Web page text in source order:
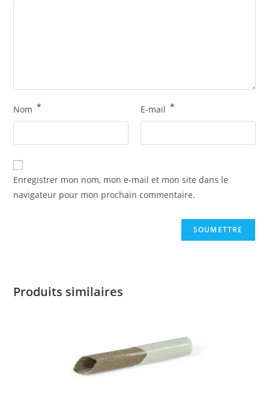
Nom * E-mail *
Enregistrer mon nom, mon e-mail et mon site dans le
navigateur pour mon prochain commentaire.
Produits similaires